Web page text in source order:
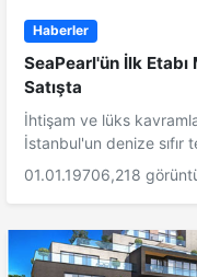
Haberler
SeaPearl'ün İlk
Satışta
İhtişam ve lüks
İstanbul'un denize sıfır
01.01.19706,218